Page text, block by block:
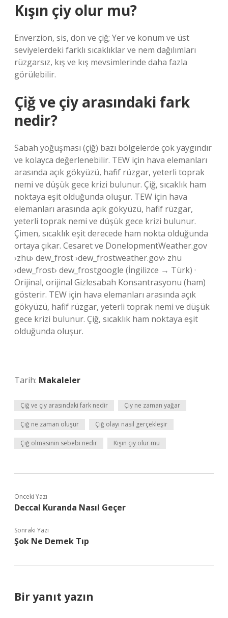
Kışın çiy olur mu?
Enverzion, sis, don ve çiğ; Yer ve konum ve üst
seviyelerdeki farklı sıcaklıklar ve nem dağılımları
rüzgarsız, kış ve kış mevsimlerinde daha fazla
görülebilir.
Çiğ ve çiy arasındaki fark
nedir?
Sabah yoğuşması (çiğ) bazı bölgelerde çok yaygındır
ve kolayca değerlenebilir. TEW için hava elemanları
arasında açık gökyüzü, hafif rüzgar, yeterli toprak
nemi ve düşük gece krizi bulunur. Çiğ, sıcaklık ham
noktaya eşit olduğunda oluşur. TEW için hava
elemanları arasında açık gökyüzü, hafif rüzgar,
yeterli toprak nemi ve düşük gece krizi bulunur.
Çimen, sıcaklık eşit derecede ham nokta olduğunda
ortaya çıkar. Cesaret ve DonelopmentWeather.gov
›zhu› dew_frost ›dew_frostweather.gov› zhu
›dew_frost› dew_frostgoogle (İngilizce → Türk) ·
Orijinal, orijinal Gizlesabah Konsantrasyonu (ham)
gösterir. TEW için hava elemanları arasında açık
gökyüzü, hafif rüzgar, yeterli toprak nemi ve düşük
gece krizi bulunur. Çiğ, sıcaklık ham noktaya eşit
olduğunda oluşur.
Tarih: Makaleler
Çiğ ve çiy arasındaki fark nedir Çiy ne zaman yağar
Çığ ne zaman oluşur Çığ olayı nasıl gerçekleşir
Çığ olmasinin sebebi nedir Kışın çiy olur mu
Önceki Yazı
Deccal Kuranda Nasıl Geçer
Sonraki Yazı
Şok Ne Demek Tıp
Bir yanıt yazın